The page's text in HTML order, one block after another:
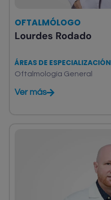
OFTALMÓLOGO
Lourdes Rodado
ÁREAS DE ESPECIALIZACIÓN
Oftalmología General
Ver más